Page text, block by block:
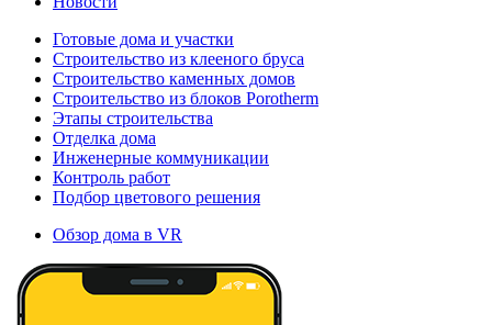
Готовые дома и участки
Строительство из клееного бруса
Строительство каменных домов
Строительство из блоков Porotherm
Этапы строительства
Отделка дома
Инженерные коммуникации
Контроль работ
Подбор цветового решения
Обзор дома в VR